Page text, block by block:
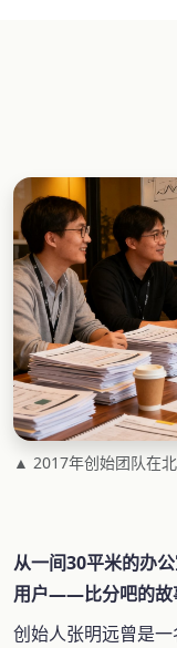
▲ 2017年创始团队在
从一间30平米的办
用户——比分吧的故
创始人张明远曾是